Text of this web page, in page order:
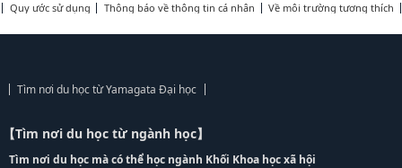
Quy ước sử dụng
Thông báo về thông tin cá nhân Về môi trường tương thích
Tìm nơi du học từ Yamagata Đại học
【Tìm nơi du học từ ngành học】
Tìm nơi du học mà có thể học ngành Khối Khoa học xã hội